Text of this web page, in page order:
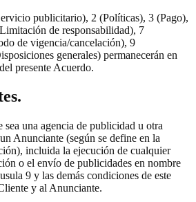
publicitario), 2 (Políticas), 3 (Pago),
de responsabilidad), 7
de vigencia/cancelación), 9
generales) permanecerán en
presente Acuerdo.
sea una agencia de publicidad u otra
Anunciante (según se define en la
incluida la ejecución de cualquier
o el envío de publicidades en nombre
9 y las demás condiciones de este
y al Anunciante.